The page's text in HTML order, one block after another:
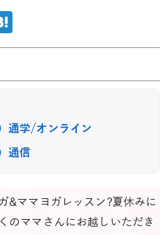
通学/オンライン
通信
ママヨガレッスン?夏休みに
ママさんにお越しいただき